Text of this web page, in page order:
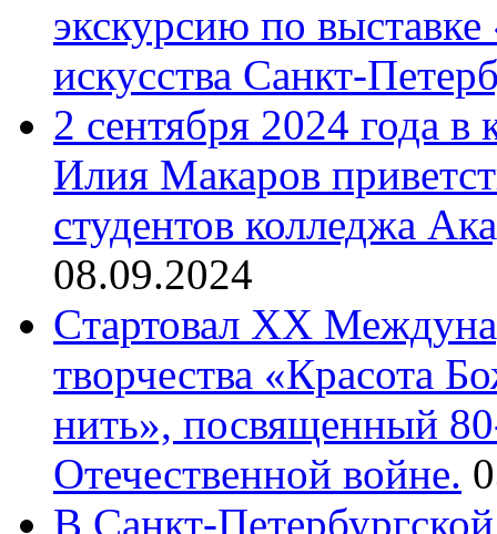
экскурсию по
искусства Санкт-
2 сентября 2024 года
Илия Макаров
студентов колледжа
08.09.2024
Cтартовал XX
творчества «Красота
нить», посвященный
Отечественной войне.
В Санкт-